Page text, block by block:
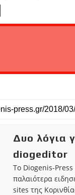
Δυο λόγια
diogeditor
Το Diogenis-Press
παλαιότερα
sites της